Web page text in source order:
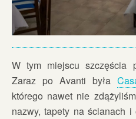
W tym miejscu szczęścia
Zaraz po Avanti była
którego nawet nie
nazwy, tapety na ścianach i